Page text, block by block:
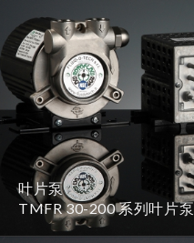
叶片泵
TMFR 30-200 系列叶片泵